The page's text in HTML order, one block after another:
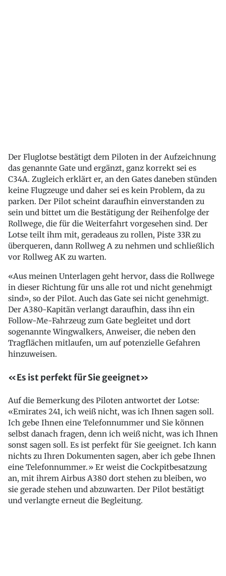
Der Fluglotse bestätigt dem Piloten in der Aufzeichnung
das genannte Gate und ergänzt, ganz korrekt sei es
C34A. Zugleich erklärt er, an den Gates daneben stünden
keine Flugzeuge und daher sei es kein Problem, da zu
parken. Der Pilot scheint daraufhin einverstanden zu
sein und bittet um die Bestätigung der Reihenfolge der
Rollwege, die für die Weiterfahrt vorgesehen sind. Der
Lotse teilt ihm mit, geradeaus zu rollen, Piste 33R zu
überqueren, dann Rollweg A zu nehmen und schließlich
vor Rollweg AK zu warten.
«Aus meinen Unterlagen geht hervor, dass die Rollwege
in dieser Richtung für uns alle rot und nicht genehmigt
sind», so der Pilot. Auch das Gate sei nicht genehmigt.
Der A380-Kapitän verlangt daraufhin, dass ihn ein
Follow-Me-Fahrzeug zum Gate begleitet und dort
sogenannte Wingwalkers, Anweiser, die neben den
Tragflächen mitlaufen, um auf potenzielle Gefahren
hinzuweisen.
«Es ist perfekt für Sie geeignet»
Auf die Bemerkung des Piloten antwortet der Lotse:
«Emirates 241, ich weiß nicht, was ich Ihnen sagen soll.
Ich gebe Ihnen eine Telefonnummer und Sie können
selbst danach fragen, denn ich weiß nicht, was ich Ihnen
sonst sagen soll. Es ist perfekt für Sie geeignet. Ich kann
nichts zu Ihren Dokumenten sagen, aber ich gebe Ihnen
eine Telefonnummer.» Er weist die Cockpitbesatzung
an, mit ihrem Airbus A380 dort stehen zu bleiben, wo
sie gerade stehen und abzuwarten. Der Pilot bestätigt
und verlangte erneut die Begleitung.